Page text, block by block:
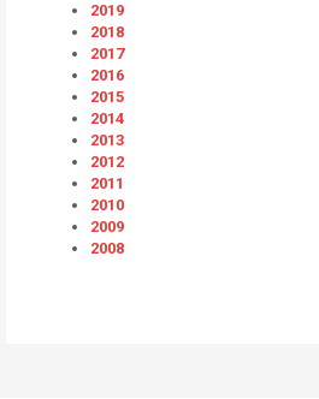
2019
2018
2017
2016
2015
2014
2013
2012
2011
2010
2009
2008